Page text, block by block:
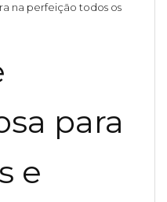
na perfeição todos os
para
e